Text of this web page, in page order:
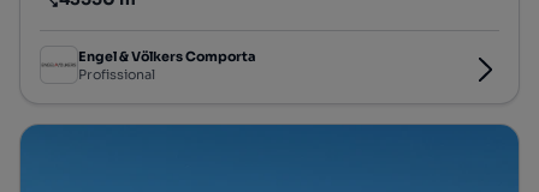
Preço por metro quadrado
Engel & Völkers Comporta
Profissional